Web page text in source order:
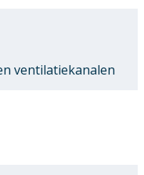
ventilatiekanalen